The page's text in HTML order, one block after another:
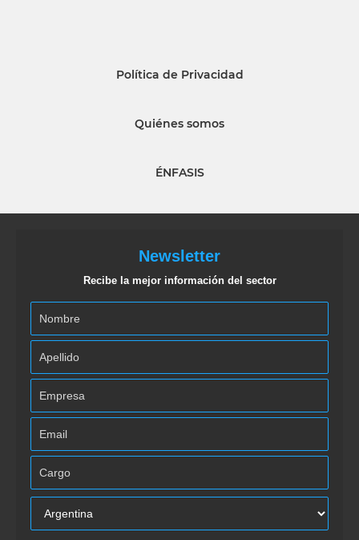
Política de Privacidad
Quiénes somos
ÉNFASIS
Newsletter
Recibe la mejor información del sector